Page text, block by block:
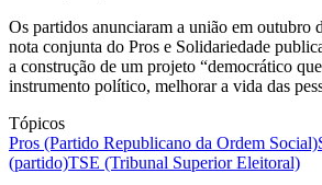
Os partidos anunciaram a união em outubro
nota conjunta do Pros e Solidariedade
a construção de um projeto “democrático
instrumento político, melhorar a vida das
Tópicos
Pros (Partido Republicano da Ordem Social)
(partido)TSE (Tribunal Superior Eleitoral)